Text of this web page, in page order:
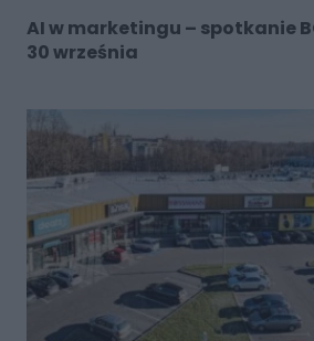
AI w marketingu – spotkanie
30 września